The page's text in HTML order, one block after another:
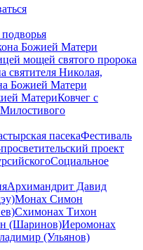
Божией Матери
мощей святого пророка
святителя Николая,
Божией Матери
МатериКовчег с
пасекаФестиваль
проект
Социальное
Архимандрит Давид
Монах Симон
Схимонах Тихон
(Шаринов)Иеромонах
(Ульянов)